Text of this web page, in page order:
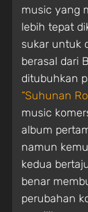
music yang
lebih tepat
sukar untuk
berasal dari
ditubuhkan
“Suhunan
music
album
namun
kedua
benar
perubahan